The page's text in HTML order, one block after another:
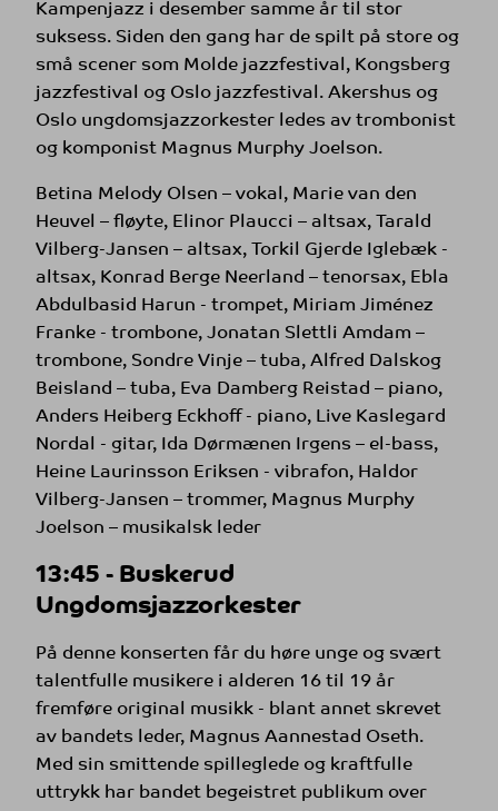
Kampenjazz i desember samme år til stor
suksess. Siden den gang har de spilt på store og
små scener som Molde jazzfestival, Kongsberg
jazzfestival og Oslo jazzfestival. Akershus og
Oslo ungdomsjazzorkester ledes av trombonist
og komponist Magnus Murphy Joelson.
Betina Melody Olsen – vokal, Marie van den
Heuvel – fløyte, Elinor Plaucci – altsax, Tarald
Vilberg-Jansen – altsax, Torkil Gjerde Iglebæk -
altsax, Konrad Berge Neerland – tenorsax, Ebla
Abdulbasid Harun - trompet, Miriam Jiménez
Franke - trombone, Jonatan Slettli Amdam –
trombone, Sondre Vinje – tuba, Alfred Dalskog
Beisland – tuba, Eva Damberg Reistad – piano,
Anders Heiberg Eckhoff - piano, Live Kaslegard
Nordal - gitar, Ida Dørmænen Irgens – el-bass,
Heine Laurinsson Eriksen - vibrafon, Haldor
Vilberg-Jansen – trommer, Magnus Murphy
Joelson – musikalsk leder
13:45 - Buskerud
Ungdomsjazzorkester
På denne konserten får du høre unge og svært
talentfulle musikere i alderen 16 til 19 år
fremføre original musikk - blant annet skrevet
av bandets leder, Magnus Aannestad Oseth.
Med sin smittende spilleglede og kraftfulle
uttrykk har bandet begeistret publikum over